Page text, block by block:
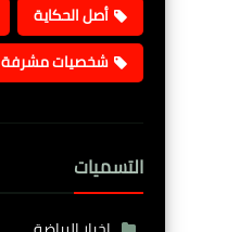
أصل الحكاية
شخصيات مشرفة
التسميات